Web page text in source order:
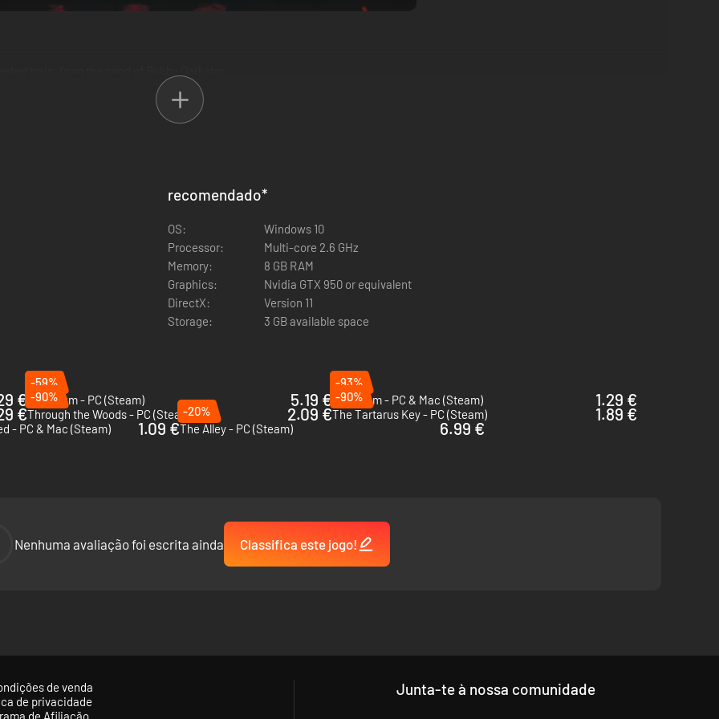
symptoms in some photosensitive players. Consult a doctor before playing if you have a history of seizures.
recomendado*
OS:
Windows 10
Processor:
Multi-core 2.6 GHz
Memory:
8 GB RAM
Graphics:
Nvidia GTX 950 or equivalent
DirectX:
Version 11
Storage:
3 GB available space
€
-59%
Eclipsium - PC (Steam)
5.19 €
-93%
Conarium - PC & Mac (Steam)
1.29 €
€
-90%
Through the Woods - PC (Steam)
2.09 €
-90%
The Tartarus Key - PC (Steam)
1.89 €
- PC & Mac (Steam)
1.09 €
-20%
The Alley - PC (Steam)
6.99 €
Nenhuma avaliação foi escrita ainda Classifica este jogo!
de venda
de privacidade
de Afiliação
Junta-te à nossa comunidade